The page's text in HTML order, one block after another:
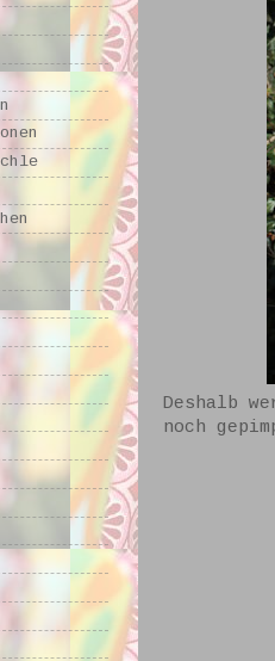
Deshalb
noch